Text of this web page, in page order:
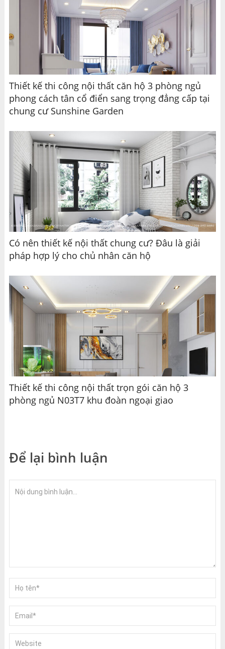
Thiết kế thi công nội thất căn hộ 3 phòng ngủ
phong cách tân cổ điển sang trọng đẳng cấp tại
chung cư Sunshine Garden
Có nên thiết kế nội thất chung cư? Đâu là giải
pháp hợp lý cho chủ nhân căn hộ
Thiết kế thi công nội thất trọn gói căn hộ 3
phòng ngủ N03T7 khu đoàn ngoại giao
Để lại bình luận